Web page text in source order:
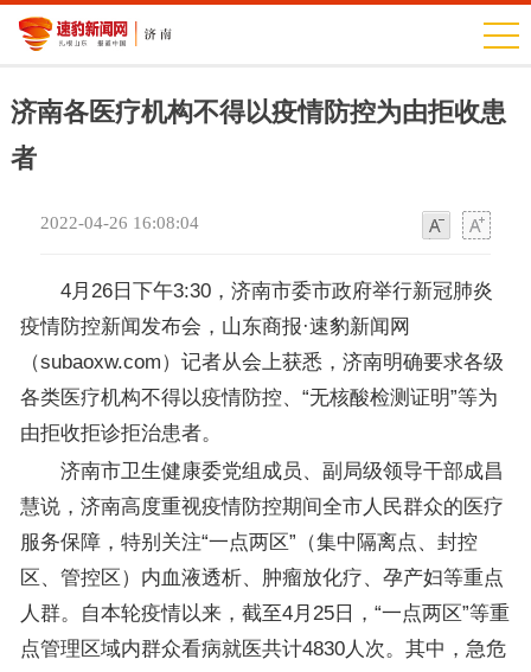
济南各医疗机构不得以疫情防控为由拒收患
者
2022-04-26 16:08:04
4月26日下午3:30，济南市委市政府举行新冠肺炎
疫情防控新闻发布会，山东商报·速豹新闻网
（subaoxw.com）记者从会上获悉，济南明确要求各级
各类医疗机构不得以疫情防控、“无核酸检测证明”等为
由拒收拒诊拒治患者。
济南市卫生健康委党组成员、副局级领导干部成昌
慧说，济南高度重视疫情防控期间全市人民群众的医疗
服务保障，特别关注“一点两区”（集中隔离点、封控
区、管控区）内血液透析、肿瘤放化疗、孕产妇等重点
人群。自本轮疫情以来，截至4月25日，“一点两区”等重
点管理区域内群众看病就医共计4830人次。其中，急危